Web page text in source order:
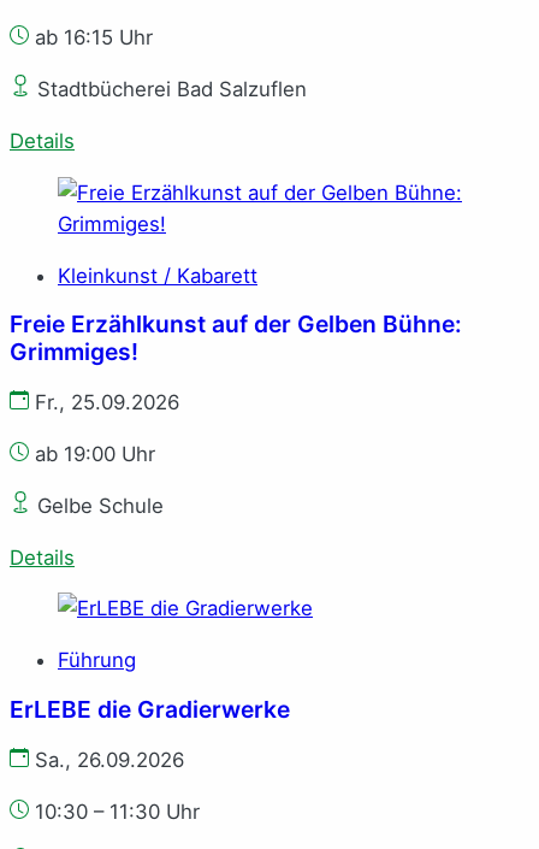
ab 16:15 Uhr
Stadtbücherei Bad Salzuflen
Details
Kleinkunst / Kabarett
Freie Erzählkunst auf der Gelben Bühne:
Grimmiges!
Fr., 25.09.2026
ab 19:00 Uhr
Gelbe Schule
Details
Führung
ErLEBE die Gradierwerke
Sa., 26.09.2026
10:30 – 11:30 Uhr